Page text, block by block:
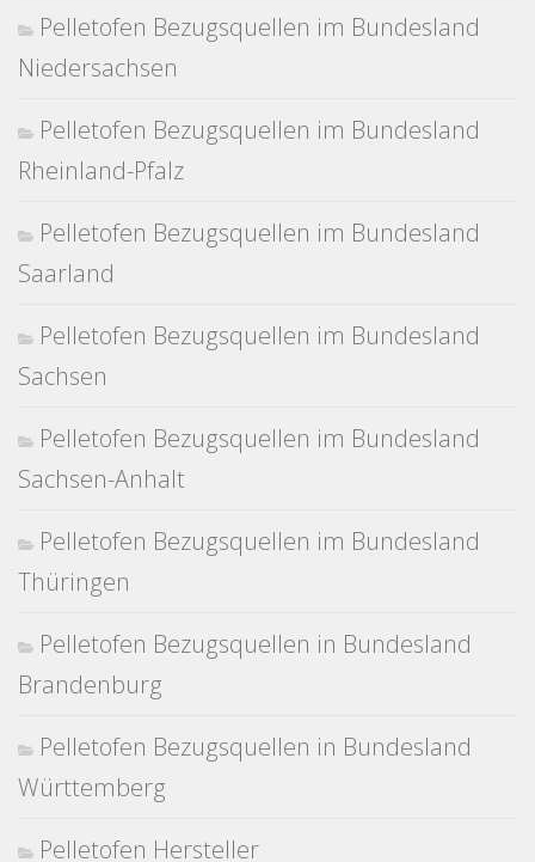
Pelletofen Bezugsquellen im Bundesland
Niedersachsen
Pelletofen Bezugsquellen im Bundesland
Rheinland-Pfalz
Pelletofen Bezugsquellen im Bundesland
Saarland
Pelletofen Bezugsquellen im Bundesland
Sachsen
Pelletofen Bezugsquellen im Bundesland
Sachsen-Anhalt
Pelletofen Bezugsquellen im Bundesland
Thüringen
Pelletofen Bezugsquellen in Bundesland
Brandenburg
Pelletofen Bezugsquellen in Bundesland
Württemberg
Pelletofen Hersteller